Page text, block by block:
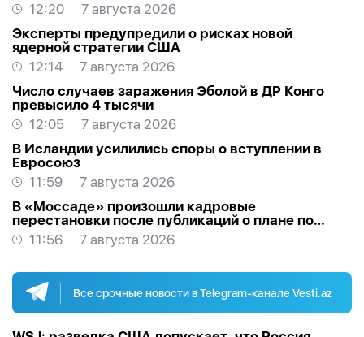
12:20
7 августа 2026
Эксперты предупредили о рисках новой
ядерной стратегии США
12:14
7 августа 2026
Число случаев заражения Эболой в ДР Конго
превысило 4 тысячи
12:05
7 августа 2026
В Исландии усилились споры о вступлении в
Евросоюз
11:59
7 августа 2026
В «Моссаде» произошли кадровые
перестановки после публикаций о плане по
Ирану
11:56 7 августа 2026
Все срочные новости в Telegram-канале Vesti.az